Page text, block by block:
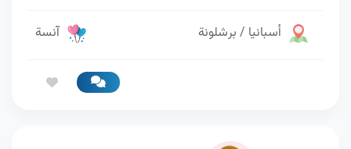
أسبانيا / برشلونة آنسة